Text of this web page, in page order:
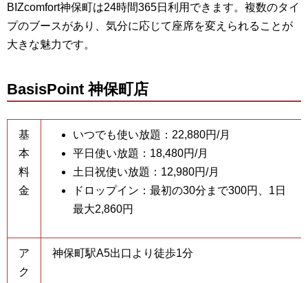
BIZcomfort神保町は24時間365日利用できます。複数のタイ
プのブースがあり、気分に応じて座席を変えられることが
大きな魅力です。
BasisPoint 神保町店
基
本
料
金
いつでも使い放題：22,880円/月
平日使い放題：18,480円/月
土日祝使い放題：12,980円/月
ドロップイン：最初の30分まで300円、1日
最大2,860円
ア
ク
神保町駅A5出口より徒歩1分